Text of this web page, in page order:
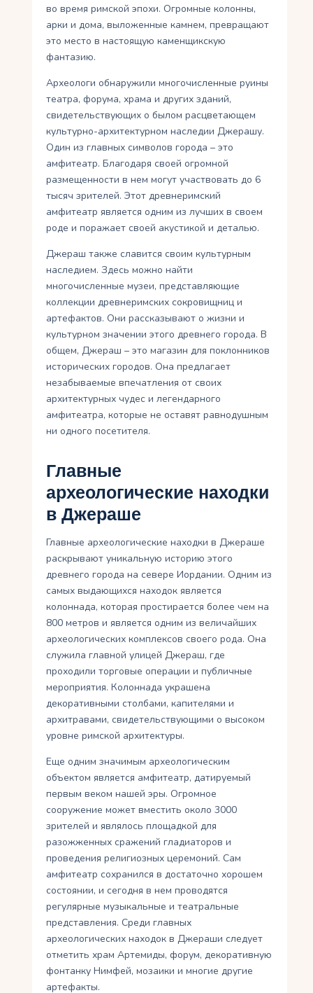
во время римской эпохи. Огромные колонны,
арки и дома, выложенные камнем, превращают
это место в настоящую каменщикскую
фантазию.
Археологи обнаружили многочисленные руины
театра, форума, храма и других зданий,
свидетельствующих о былом расцветающем
культурно-архитектурном наследии Джерашу.
Один из главных символов города – это
амфитеатр. Благодаря своей огромной
размещенности в нем могут участвовать до 6
тысяч зрителей. Этот древнеримский
амфитеатр является одним из лучших в своем
роде и поражает своей акустикой и деталью.
Джераш также славится своим культурным
наследием. Здесь можно найти
многочисленные музеи, представляющие
коллекции древнеримских сокровищниц и
артефактов. Они рассказывают о жизни и
культурном значении этого древнего города. В
общем, Джераш – это магазин для поклонников
исторических городов. Она предлагает
незабываемые впечатления от своих
архитектурных чудес и легендарного
амфитеатра, которые не оставят равнодушным
ни одного посетителя.
Главные
археологические находки
в Джераше
Главные археологические находки в Джераше
раскрывают уникальную историю этого
древнего города на севере Иордании. Одним из
самых выдающихся находок является
колоннада, которая простирается более чем на
800 метров и является одним из величайших
археологических комплексов своего рода. Она
служила главной улицей Джераш, где
проходили торговые операции и публичные
мероприятия. Колоннада украшена
декоративными столбами, капителями и
архитравами, свидетельствующими о высоком
уровне римской архитектуры.
Еще одним значимым археологическим
объектом является амфитеатр, датируемый
первым веком нашей эры. Огромное
сооружение может вместить около 3000
зрителей и являлось площадкой для
разожженных сражений гладиаторов и
проведения религиозных церемоний. Сам
амфитеатр сохранился в достаточно хорошем
состоянии, и сегодня в нем проводятся
регулярные музыкальные и театральные
представления. Среди главных
археологических находок в Джераши следует
отметить храм Артемиды, форум, декоративную
фонтанку Нимфей, мозаики и многие другие
артефакты.